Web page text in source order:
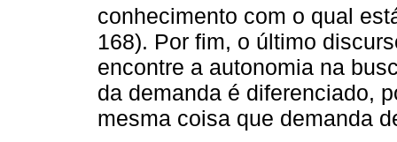
conhecimento com o qual
168). Por fim, o último
encontre a autonomia na
da demanda é diferenciado,
mesma coisa que demanda